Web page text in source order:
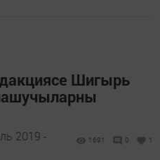
Шигырь
2019 -
1691 0 1